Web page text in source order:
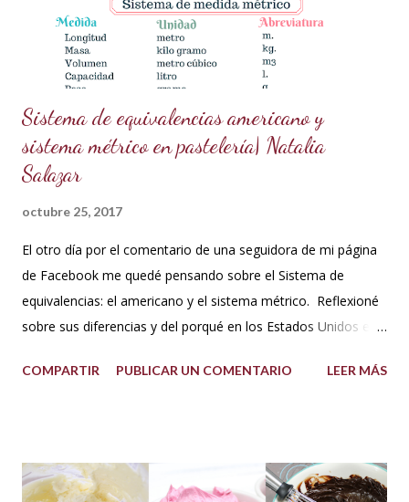
en publicaciones anteriores). ¿Cómo prepararlo? Prepara la
pasta dorada: En un recipiente pequeño,...
Sistema de equivalencias americano y
sistema métrico en pastelería| Natalia
Salazar
octubre 25, 2017
El otro día por el comentario de una seguidora de mi página
de Facebook me quedé pensando sobre el Sistema de
equivalencias: el americano y el sistema métrico. Reflexioné
sobre sus diferencias y del porqué en los Estados Unidos el
me dije: estos americanos son loquillos!!! Con todo esto
acuerdo, porque en los libros de repostería y tratados de
COMPARTIR PUBLICAR UN COMENTARIO LEER MÁS